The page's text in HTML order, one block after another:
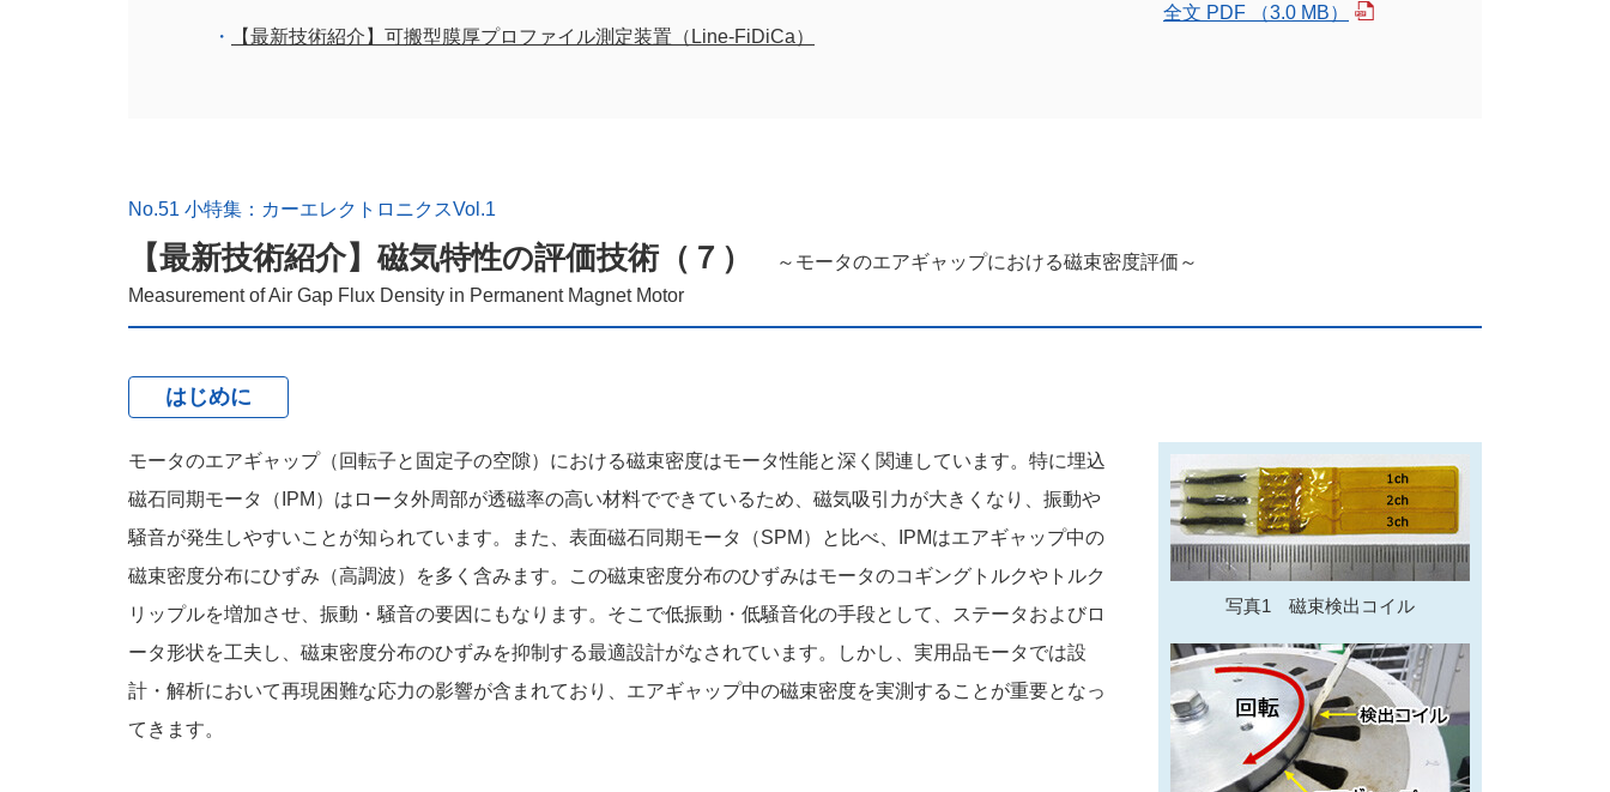
【最新技術紹介】可搬型膜厚プロファイル測定装置（Line-FiDiCa）
全文 PDF （3.0 MB）
No.51 小特集：カーエレクトロニクスVol.1
【最新技術紹介】磁気特性の評価技術（７）
～モータのエアギャップにおける磁束密度評価～
Measurement of Air Gap Flux Density in Permanent Magnet Motor
はじめに
モータのエアギャップ（回転子と固定子の空隙）における磁束密度はモータ性能と深く関連しています。特に埋込
磁石同期モータ（IPM）はロータ外周部が透磁率の高い材料でできているため、磁気吸引力が大きくなり、振動や
騒音が発生しやすいことが知られています。また、表面磁石同期モータ（SPM）と比べ、IPMはエアギャップ中の
磁束密度分布にひずみ（高調波）を多く含みます。この磁束密度分布のひずみはモータのコギングトルクやトルク
リップルを増加させ、振動・騒音の要因にもなります。そこで低振動・低騒音化の手段として、ステータおよびロ
ータ形状を工夫し、磁束密度分布のひずみを抑制する最適設計がなされています。しかし、実用品モータでは設
計・解析において再現困難な応力の影響が含まれており、エアギャップ中の磁束密度を実測することが重要となっ
てきます。
写真1 磁束検出コイル